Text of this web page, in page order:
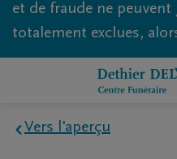
et de fraude ne peuvent
totalement exclues,
Vers l'aperçu